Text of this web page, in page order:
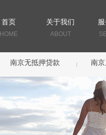
首页
HOME
关于我们
ABOUT
南京无抵押贷款 南